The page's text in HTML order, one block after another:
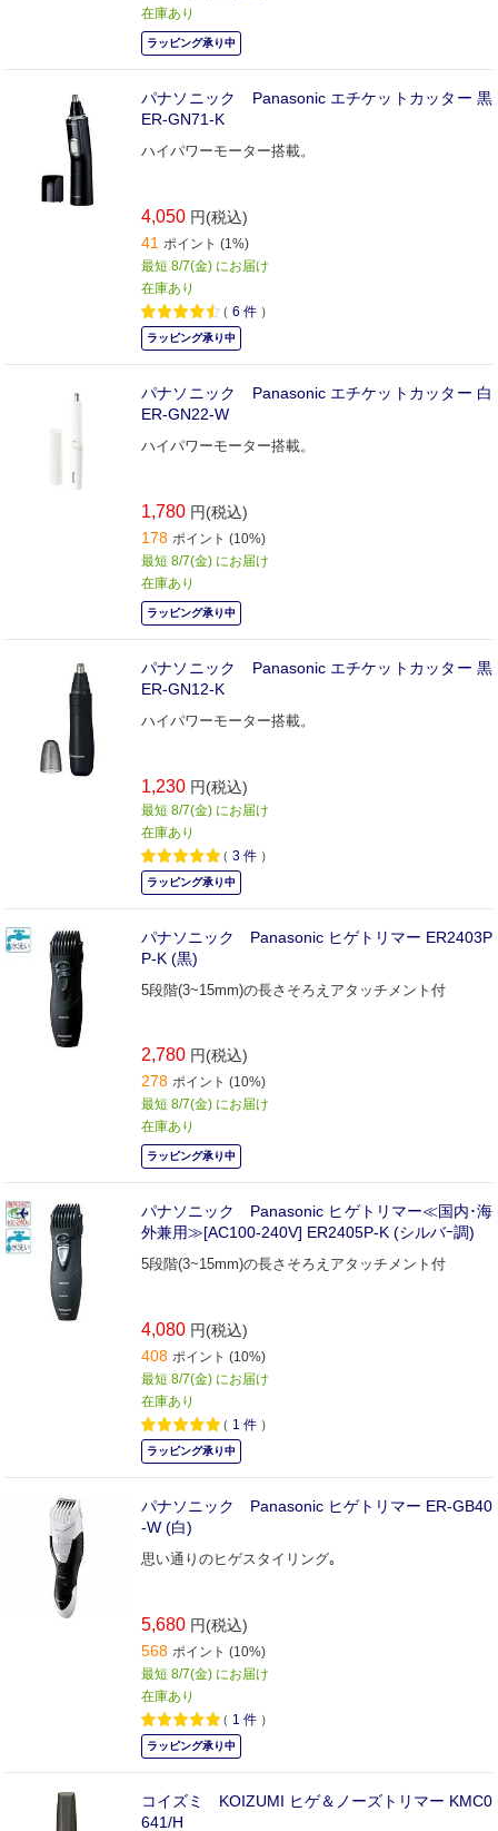
在庫あり
ラッピング承り中
パナソニック Panasonic エチケットカッター 黒
ER-GN71-K
ハイパワーモーター搭載。
4,050 円(税込)
41 ポイント (1%)
最短 8/7(金) にお届け
在庫あり
（ 6 件 ）
ラッピング承り中
パナソニック Panasonic エチケットカッター 白
ER-GN22-W
ハイパワーモーター搭載。
1,780 円(税込)
178 ポイント (10%)
最短 8/7(金) にお届け
在庫あり
ラッピング承り中
パナソニック Panasonic エチケットカッター 黒
ER-GN12-K
ハイパワーモーター搭載。
1,230 円(税込)
最短 8/7(金) にお届け
在庫あり
（ 3 件 ）
ラッピング承り中
パナソニック Panasonic ヒゲトリマー ER2403P
P‐K (黒)
5段階(3~15mm)の長さそろえアタッチメント付
2,780 円(税込)
278 ポイント (10%)
最短 8/7(金) にお届け
在庫あり
ラッピング承り中
パナソニック Panasonic ヒゲトリマー≪国内･海
外兼用≫[AC100-240V] ER2405P‐K (シルバｰ調)
5段階(3~15mm)の長さそろえアタッチメント付
4,080 円(税込)
408 ポイント (10%)
最短 8/7(金) にお届け
在庫あり
（ 1 件 ）
ラッピング承り中
パナソニック Panasonic ヒゲトリマー ER‐GB40
‐W (白)
思い通りのヒゲスタイリング｡
5,680 円(税込)
568 ポイント (10%)
最短 8/7(金) にお届け
在庫あり
（ 1 件 ）
ラッピング承り中
コイズミ KOIZUMI ヒゲ＆ノーズトリマー KMC0
641/H